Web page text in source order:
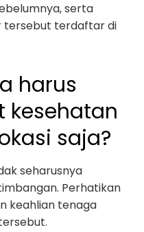
serta
tersebut terdaftar di
harus
kesehatan
saja?
seharusnya
Perhatikan
keahlian tenaga